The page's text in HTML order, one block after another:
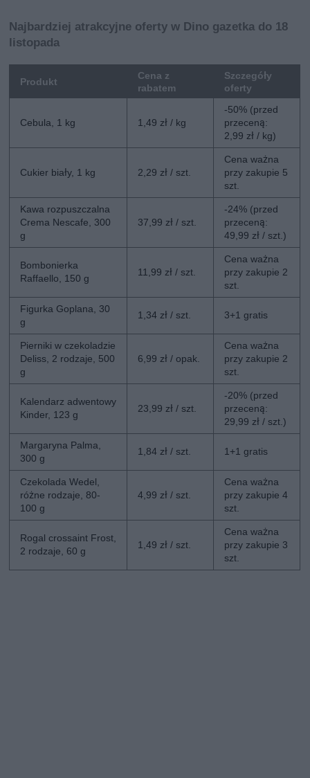
Najbardziej atrakcyjne oferty w Dino gazetka do 18
listopada
Produkt
Cena z
rabatem
Szczegóły
oferty
Cebula, 1 kg 1,49 zł / kg
-50% (przed
przeceną:
2,99 zł / kg)
Cukier biały, 1 kg 2,29 zł / szt.
Cena ważna
przy zakupie 5
szt.
Kawa rozpuszczalna
Crema Nescafe, 300
g
37,99 zł / szt.
-24% (przed
przeceną:
49,99 zł / szt.)
Bombonierka
Raffaello, 150 g
11,99 zł / szt.
Cena ważna
przy zakupie 2
szt.
Figurka Goplana, 30
g
1,34 zł / szt. 3+1 gratis
Pierniki w czekoladzie
Deliss, 2 rodzaje, 500
g
6,99 zł / opak.
Cena ważna
przy zakupie 2
szt.
Kalendarz adwentowy
Kinder, 123 g
23,99 zł / szt.
-20% (przed
przeceną:
29,99 zł / szt.)
Margaryna Palma,
300 g
1,84 zł / szt. 1+1 gratis
Czekolada Wedel,
różne rodzaje, 80-
100 g
4,99 zł / szt.
Cena ważna
przy zakupie 4
szt.
Rogal crossaint Frost,
2 rodzaje, 60 g
1,49 zł / szt.
Cena ważna
przy zakupie 3
szt.